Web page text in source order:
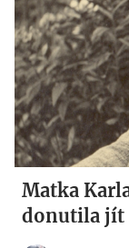
Matka
donutila jít